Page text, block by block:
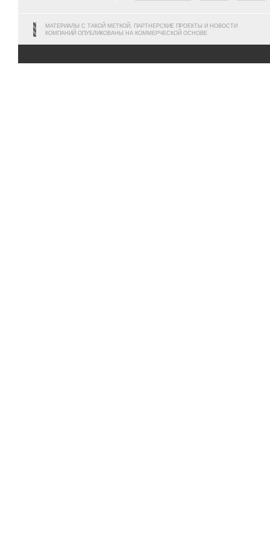
МАТЕРИАЛЫ С ТАКОЙ МЕТКОЙ, ПАРТНЕРСКИЕ ПРОЕКТЫ И НОВОСТИ
КОМПАНИЙ ОПУБЛИКОВАНЫ НА КОММЕРЧЕСКОЙ ОСНОВЕ